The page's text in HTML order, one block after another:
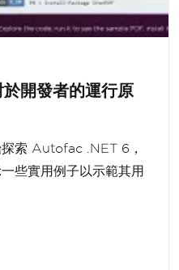
開發者的運行原
索 Autofac .NET 6，
些實用例子以示範其用